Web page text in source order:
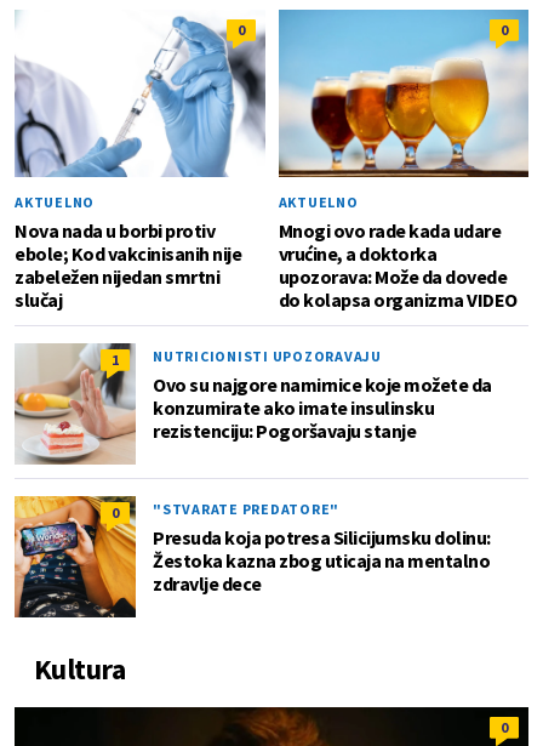
0
AKTUELNO
Nova nada u borbi protiv
ebole; Kod vakcinisanih nije
zabeležen nijedan smrtni
slučaj
0
AKTUELNO
Mnogi ovo rade kada udare
vrućine, a doktorka
upozorava: Može da dovede
do kolapsa organizma VIDEO
1 NUTRICIONISTI UPOZORAVAJU
Ovo su najgore namirnice koje možete da
konzumirate ako imate insulinsku
rezistenciju: Pogoršavaju stanje
0 "STVARATE PREDATORE"
Presuda koja potresa Silicijumsku dolinu:
Žestoka kazna zbog uticaja na mentalno
zdravlje dece
Kultura
0